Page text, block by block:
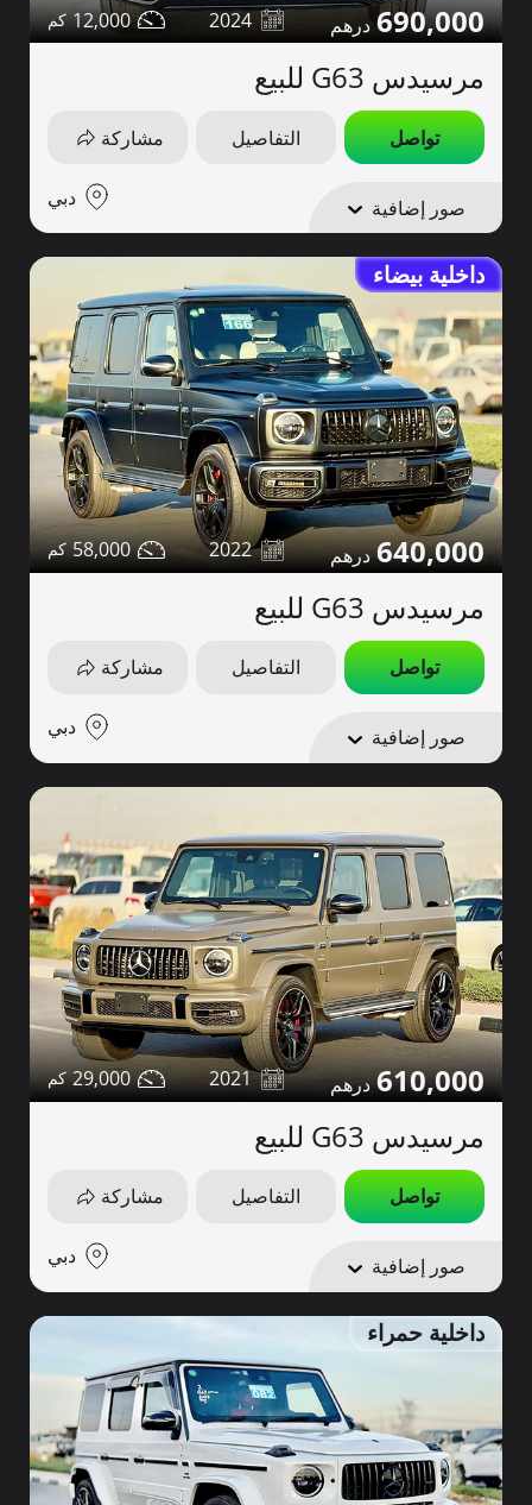
690,000
2024
12,000
مرسيدس G63 للبيع
تواصل التفاصيل مشاركة
صور إضافية دبي
داخلية بيضاء
640,000
2022
58,000
مرسيدس G63 للبيع
تواصل التفاصيل مشاركة
صور إضافية دبي
610,000
2021
29,000
مرسيدس G63 للبيع
تواصل التفاصيل مشاركة
صور إضافية دبي
داخلية حمراء